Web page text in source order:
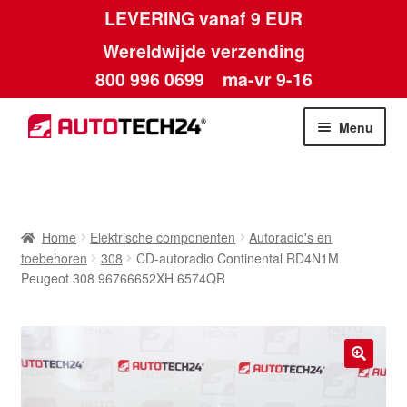
LEVERING vanaf 9 EUR
Wereldwijde verzending
800 996 0699 ma-vr 9-16
Ga
door
Ga
naar
Menu
Algemene voorwaarden
Betalingen
Contact
Home Elektrische componenten
Autoradio's en
toebehoren
308
CD-autoradio Continental RD4N1M
Peugeot 308 96766652XH 6574QR
🔍